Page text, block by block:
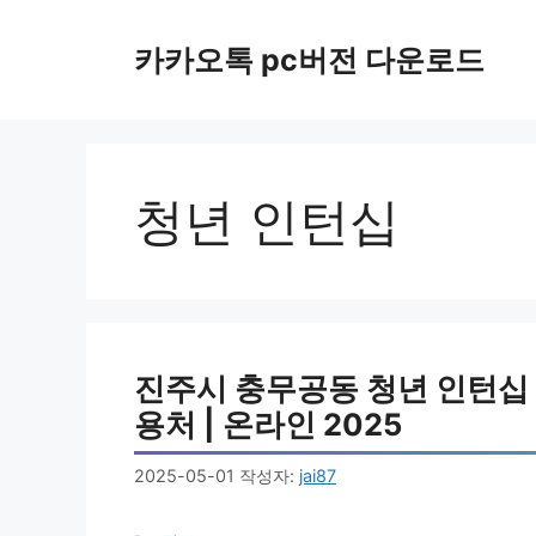
카카오톡 pc버전 다운로드
청년 인턴십
진주시 충무공동 청년 인턴
용처 | 온라인 2025
2025-05-01 작성자: jai87